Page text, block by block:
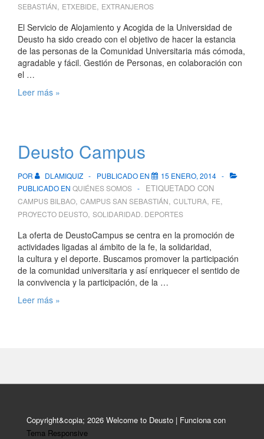
SEBASTIÁN, ETXEBIDE, EXTRANJEROS
El Servicio de Alojamiento y Acogida de la Universidad de
Deusto ha sido creado con el objetivo de hacer la estancia
de las personas de la Comunidad Universitaria más cómoda,
agradable y fácil. Gestión de Personas, en colaboración con
el …
Tu
Gipuzkoa
Leer más »
Deusto Campus
POR DLAMIQUIZ PUBLICADO EN
15 ENERO, 2014
PUBLICADO EN QUIÉNES SOMOS ETIQUETADO CON
CAMPUS BILBAO, CAMPUS SAN SEBASTIÁN, CULTURA, FE,
PROYECTO DEUSTO, SOLIDARIDAD. DEPORTES
La oferta de DeustoCampus se centra en la promoción de
actividades ligadas al ámbito de la fe, la solidaridad,
la cultura y el deporte. Buscamos promover la participación
de la comunidad universitaria y así enriquecer el sentido de
la convivencia y la participación, de la …
Deusto
Leer más »
Copyright&copia; 2026 Welcome to Deusto | Funciona con
Tema Responsive